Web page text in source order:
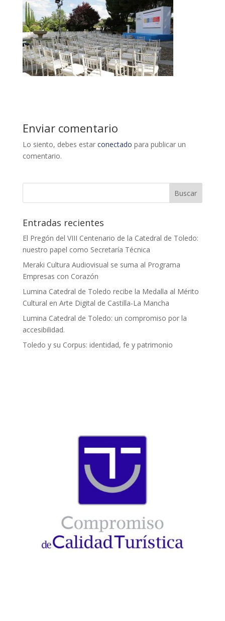
Enviar comentario
Lo siento, debes estar conectado para publicar un
comentario.
Entradas recientes
El Pregón del VIII Centenario de la Catedral de Toledo:
nuestro papel como Secretaría Técnica
Meraki Cultura Audiovisual se suma al Programa
Empresas con Corazón
Lumina Catedral de Toledo recibe la Medalla al Mérito
Cultural en Arte Digital de Castilla-La Mancha
Lumina Catedral de Toledo: un compromiso por la
accesibilidad.
Toledo y su Corpus: identidad, fe y patrimonio